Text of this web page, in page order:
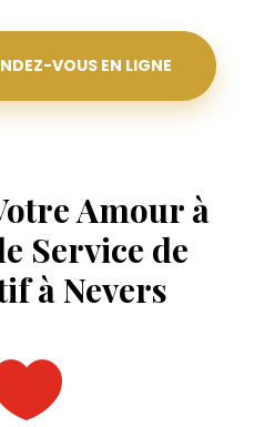
VOUS EN LIGNE
Amour à
Service de
à Nevers